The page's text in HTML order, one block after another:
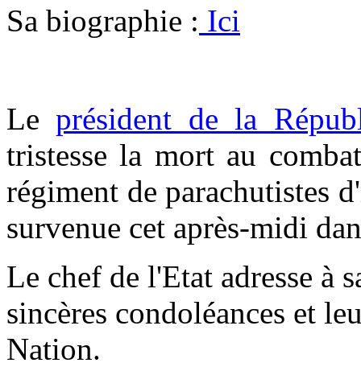
Sa biographie : Ici
Leprésident de la
tristesse la mort au
régiment de parachutistes
survenue cet après-midi
Le chef de l'Etat adresse à
sincères condoléances et
Nation.